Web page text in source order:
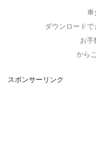
※
ダウンロード
お手
から
スポンサーリンク